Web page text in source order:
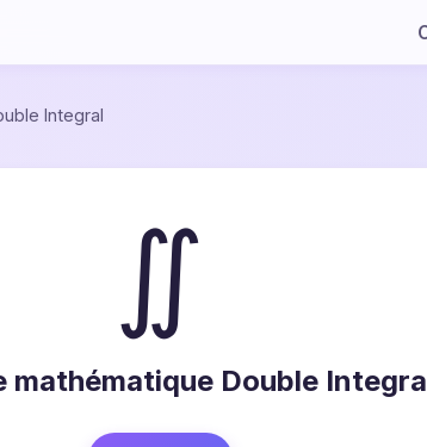
Integral
∬
mathématique Double